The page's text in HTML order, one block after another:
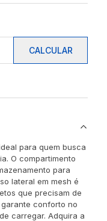
CALCULAR
para quem busca
O compartimento
para
lateral em mesh é
que precisam de
conforto no
carregar. Adquira a